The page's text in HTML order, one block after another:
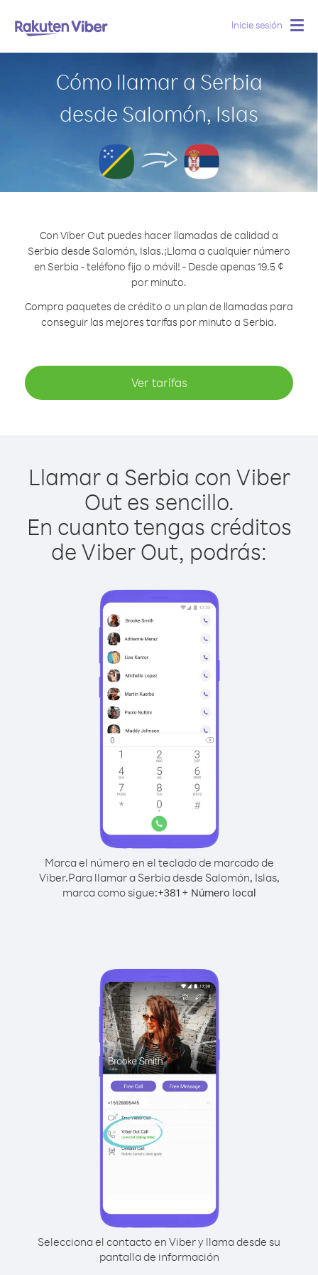
Inicie sesión
Cómo llamar a Serbia
desde Salomón, Islas
Con Viber Out puedes hacer llamadas de calidad a
Serbia desde Salomón, Islas.¡Llama a cualquier número
en Serbia - teléfono fijo o móvil! - Desde apenas 19.5 ¢
por minuto.
Compra paquetes de crédito o un plan de llamadas para
conseguir las mejores tarifas por minuto a Serbia.
Ver tarifas
Llamar a Serbia con Viber
Out es sencillo.
En cuanto tengas créditos
de Viber Out, podrás:
Marca el número en el teclado de marcado de
Viber.Para llamar a Serbia desde Salomón, Islas,
marca como sigue:+381+ Número local
Selecciona el contacto en Viber y llama desde su
pantalla de información